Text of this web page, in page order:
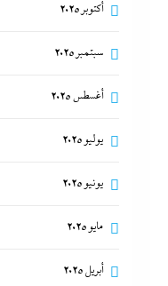
أكتوبر 2025
سبتمبر 2025
أغسطس 2025
يوليو 2025
يونيو 2025
مايو 2025
أبريل 2025